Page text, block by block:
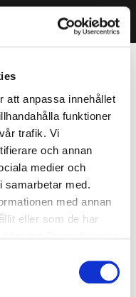
att anpassa innehållet
funktioner
trafik. Vi
och annan
medier och
samarbetar med.
med annan
eller som de har